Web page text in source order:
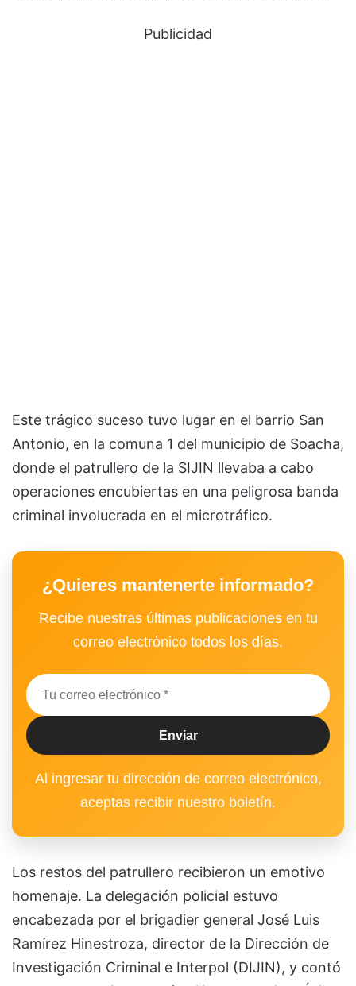
Publicidad
Este trágico suceso tuvo lugar en el barrio San
Antonio, en la comuna 1 del municipio de Soacha,
donde el patrullero de la SIJIN llevaba a cabo
operaciones encubiertas en una peligrosa banda
criminal involucrada en el microtráfico.
¿Quieres mantenerte informado?
Recibe nuestras últimas publicaciones en tu
correo electrónico todos los días.
Al ingresar tu dirección de correo electrónico,
aceptas recibir nuestro boletín.
Los restos del patrullero recibieron un emotivo
homenaje. La delegación policial estuvo
encabezada por el brigadier general José Luis
Ramírez Hinestroza, director de la Dirección de
Investigación Criminal e Interpol (DIJIN), y contó